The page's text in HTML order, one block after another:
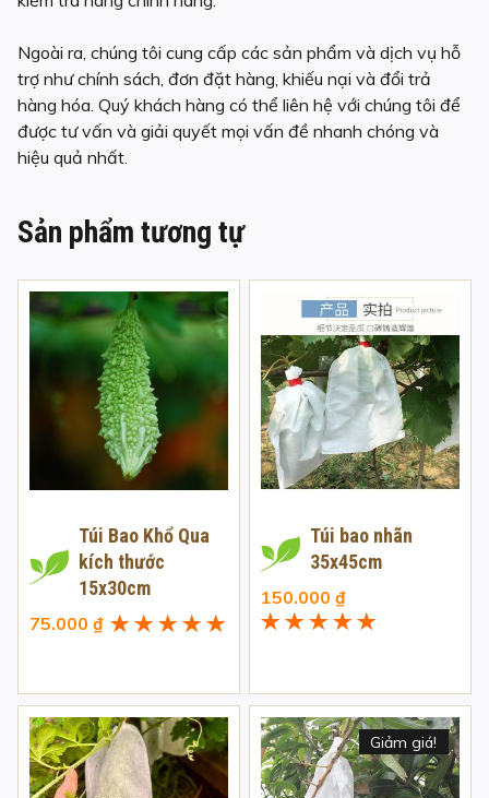
Ngoài ra, chúng tôi cung cấp các sản phẩm và dịch vụ hỗ
trợ như chính sách, đơn đặt hàng, khiếu nại và đổi trả
hàng hóa. Quý khách hàng có thể liên hệ với chúng tôi để
được tư vấn và giải quyết mọi vấn đề nhanh chóng và
hiệu quả nhất.
Sản phẩm tương tự
Túi Bao Khổ Qua
kích thước
15x30cm
75.000 ₫
sao
Túi bao nhãn
35x45cm
150.000₫
sao
Giảm giá!